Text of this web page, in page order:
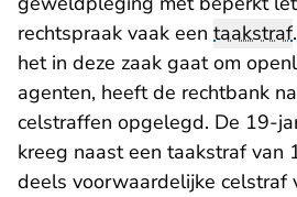
rechtspraak vaak een taakstraf
het in deze zaak gaat om
agenten, heeft de rechtbank
celstraffen opgelegd. De 19-
kreeg naast een taakstraf van
deels voorwaardelijke celstraf